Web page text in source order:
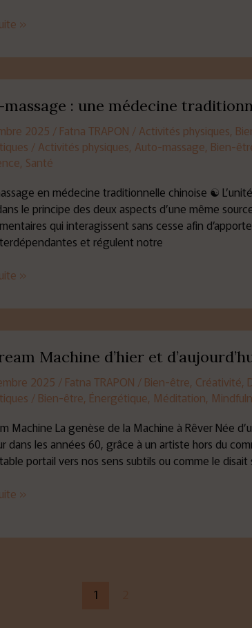
»
: une médecine
2025 / Fatna TRAPON / Activités physiques,
/ Activités physiques, Auto-massage, Bien-
, Santé
en médecine traditionnelle chinoise ☯
le principe des deux aspects d’une même
qui interagissent sans cesse afin
et régulent notre
»
Machine d’hier et
2025 / Fatna TRAPON / Bien-être, Créativité,
/ Bien-être, Énergétique, Méditation,
Machine La genèse de la Machine à Rêver Née
dans les années 60, grâce à un artiste hors du
portail vers nos sens subtils ou comme le disait
»
1